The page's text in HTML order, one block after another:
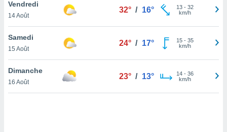
en
de
Vendredi
14 Août
32° / 16° 13- 32
km/h
Samedi
15 Août
24° / 17° 15- 35
km/h
Dimanche
16 Août
23° / 13° 14- 36
km/h